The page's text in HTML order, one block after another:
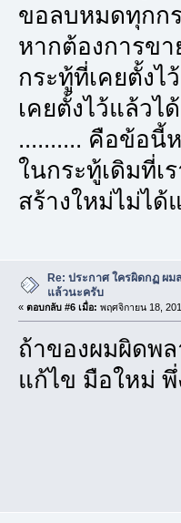
ขอลบหมดทุกก
หากต้องการข
กระทู้ที่เคยตั้ง
เคยตั้งไว้แล้วไ
.......... คือข้อนี้
ในกระทู้เดิมที่เ
สร้างใหม่ไม่ได้
Re: ประกาศ ใครผิดกฏ ผม
แล้วนะครับ
« ตอบกลับ #6 เมื่อ: พฤศจิกายน 18,
ถ้าของผมผิดพ
แก้ไข มือใหม่